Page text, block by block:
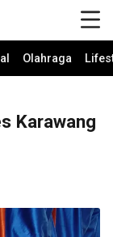
Olahraga
Karawang